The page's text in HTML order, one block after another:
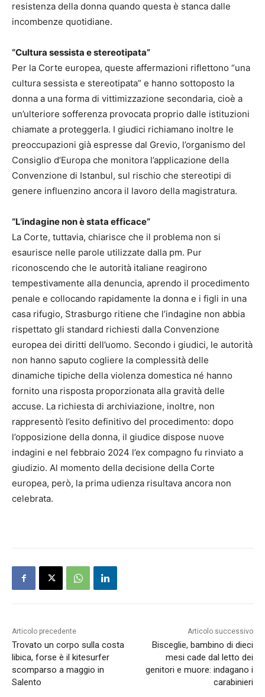
resistenza della donna quando questa è stanca dalle
incombenze quotidiane.
“Cultura sessista e stereotipata”
Per la Corte europea, queste affermazioni riflettono “una
cultura sessista e stereotipata” e hanno sottoposto la
donna a una forma di vittimizzazione secondaria, cioè a
un’ulteriore sofferenza provocata proprio dalle istituzioni
chiamate a proteggerla. I giudici richiamano inoltre le
preoccupazioni già espresse dal Grevio, l’organismo del
Consiglio d’Europa che monitora l’applicazione della
Convenzione di Istanbul, sul rischio che stereotipi di
genere influenzino ancora il lavoro della magistratura.
“L’indagine non è stata efficace”
La Corte, tuttavia, chiarisce che il problema non si
esaurisce nelle parole utilizzate dalla pm. Pur
riconoscendo che le autorità italiane reagirono
tempestivamente alla denuncia, aprendo il procedimento
penale e collocando rapidamente la donna e i figli in una
casa rifugio, Strasburgo ritiene che l’indagine non abbia
rispettato gli standard richiesti dalla Convenzione
europea dei diritti dell’uomo. Secondo i giudici, le autorità
non hanno saputo cogliere la complessità delle
dinamiche tipiche della violenza domestica né hanno
fornito una risposta proporzionata alla gravità delle
accuse. La richiesta di archiviazione, inoltre, non
rappresentò l’esito definitivo del procedimento: dopo
l’opposizione della donna, il giudice dispose nuove
indagini e nel febbraio 2024 l’ex compagno fu rinviato a
giudizio. Al momento della decisione della Corte
europea, però, la prima udienza risultava ancora non
celebrata.
Articolo precedente
Trovato un corpo sulla costa
libica, forse è il kitesurfer
scomparso a maggio in
Salento
Articolo successivo
Bisceglie, bambino di dieci
mesi cade dal letto dei
genitori e muore: indagano i
carabinieri